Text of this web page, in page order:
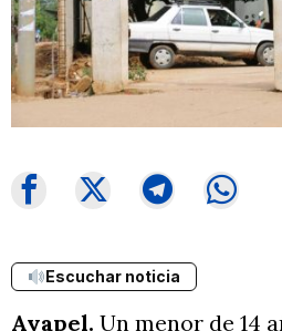
Escuchar noticia
Ayapel. Un menor de 14